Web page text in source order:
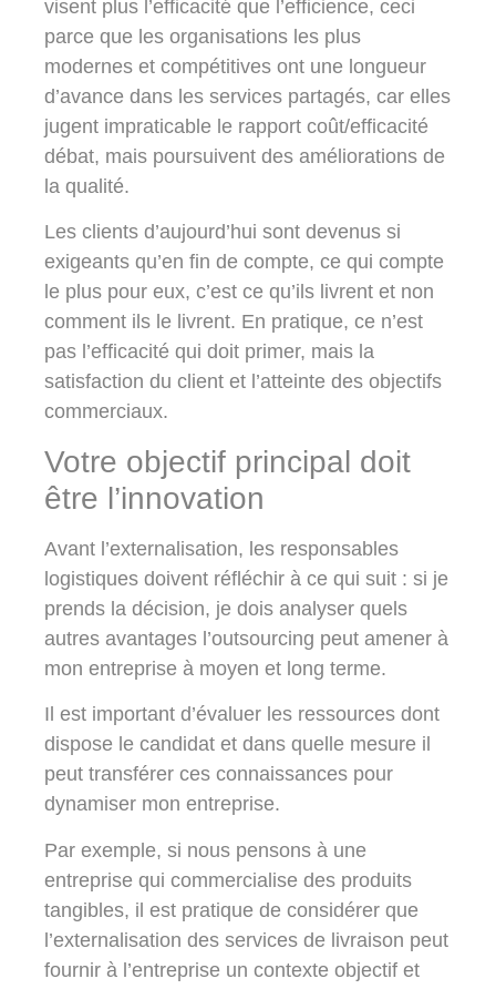
visent plus l’efficacité que l’efficience, ceci
parce que les organisations les plus
modernes et compétitives ont une longueur
d’avance dans les services partagés, car elles
jugent impraticable le rapport coût/efficacité
débat, mais poursuivent des améliorations de
la qualité.
Les clients d’aujourd’hui sont devenus si
exigeants qu’en fin de compte, ce qui compte
le plus pour eux, c’est ce qu’ils livrent et non
comment ils le livrent. En pratique, ce n’est
pas l’efficacité qui doit primer, mais la
satisfaction du client et l’atteinte des objectifs
commerciaux.
Votre objectif principal doit
être l’innovation
Avant l’externalisation, les responsables
logistiques doivent réfléchir à ce qui suit : si je
prends la décision, je dois analyser quels
autres avantages l’outsourcing peut amener à
mon entreprise à moyen et long terme.
Il est important d’évaluer les ressources dont
dispose le candidat et dans quelle mesure il
peut transférer ces connaissances pour
dynamiser mon entreprise.
Par exemple, si nous pensons à une
entreprise qui commercialise des produits
tangibles, il est pratique de considérer que
l’externalisation des services de livraison peut
fournir à l’entreprise un contexte objectif et